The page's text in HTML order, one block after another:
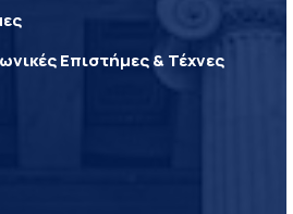
Επιστήμες & Τέχνες